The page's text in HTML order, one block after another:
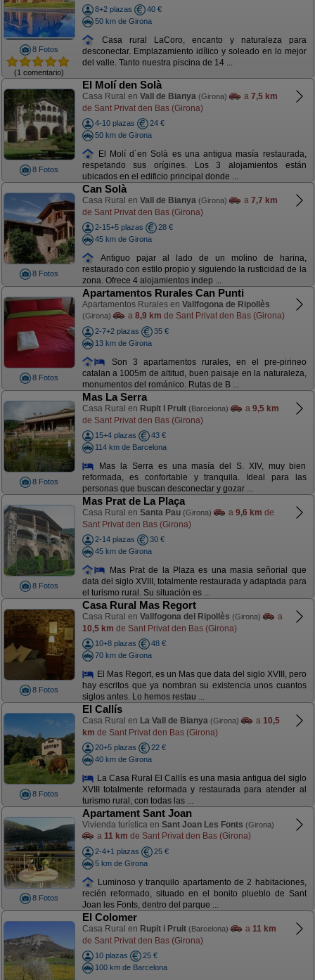
8 Fotos
(1 comentario)
8+2 plazas
40 €
50 km de Girona
Casa rural LaCoro, encanto y naturaleza para
desconectar. Emplazamiento idílico y soleado en lo mejor
del valle. Tanto nuestra piscina de 14 ...
8 Fotos
El Molí den Solà
Casa Rural en Vall de Bianya (Girona) a 7,5 km
de Sant Privat den Bas (Girona)
4-10 plazas
24 €
50 km de Girona
El Molí d´en Solà es una antigua masía restaurada,
respetando sus orígines. Los 3 alojamientos están
ubicados en el edificio principal donde ...
8 Fotos
Can Solà
Casa Rural en Vall de Bianya (Girona) a 7,7 km
de Sant Privat den Bas (Girona)
2-15+5 plazas
28 €
45 km de Girona
Antiguo pajar al lado de un molino de harina,
restaurado con estilo propio y siguiendo la rusticidad de la
zona. Ofrece 4 alojamientos indep ...
8 Fotos
Apartamentos Rurales Can Punti
Apartamentos Rurales en Vallfogona de Ripollès
(Girona) a 8,9 km de Sant Privat den Bas (Girona)
2-7+2 plazas
35 €
13 km de Girona
Son 3 apartamentos rurales, en el pre-pirineo
catalan a 1005m de altitud, buen paisaje en la naturaleza,
monumentos del románico. Rutas de B ...
8 Fotos
Mas La Serra
Casa Rural en Rupit I Pruit (Barcelona) a 9,5 km
de Sant Privat den Bas (Girona)
15+4 plazas
43 €
114 km de Barcelona
Mas la Serra es una masía del S. XIV, muy bien
reformada, es confortable y tranquila. Ideal para las
personas que buscan desconectar y gozar ...
8 Fotos
Mas Prat de La Plaça
Casa Rural en Santa Pau (Girona) a 9,6 km de
Sant Privat den Bas (Girona)
2-14 plazas
30 €
45 km de Girona
Mas Prat de la Plaza es una masia señorial que
data del siglo XVIII, totalmente restaurada y adaptada para
el turismo rural. Su situación es ...
8 Fotos
Casa Rural Mas Regort
Casa Rural en Vallfogona del Ripollès (Girona)
a
10,5 km de Sant Privat den Bas (Girona)
10+8 plazas
48 €
70 km de Girona
El Mas Regort, es un Mas que data del siglo XVIII, pero
hay escritos que ya nombran su existencia unos cuantos
siglos antes. Lo hemos restau ...
8 Fotos
El Callís
Casa Rural en La Vall de Bianya (Girona) a 10,5
km de Sant Privat den Bas (Girona)
20+5 plazas
22 €
40 km de Girona
La Casa Rural El Callís es una masia antigua del siglo
XVIII totalmente reformada y restaurada para atender al
turismo rural, con todas las ...
8 Fotos
Apartament Sant Joan
Vivienda turística en Sant Joan Les Fonts (Girona)
a 11 km de Sant Privat den Bas (Girona)
2-4+1 plazas
25 €
5 km de Girona
Luminoso y tranquilo apartamento de 2 habitaciones,
recién reformado, situado en el bonito plueblo de Sant
Joan les Fonts, dentro del parque ...
El Colomer
Casa Rural en Rupit i Pruit (Barcelona) a 11 km
de Sant Privat den Bas (Girona)
10 plazas
25 €
100 km de Barcelona